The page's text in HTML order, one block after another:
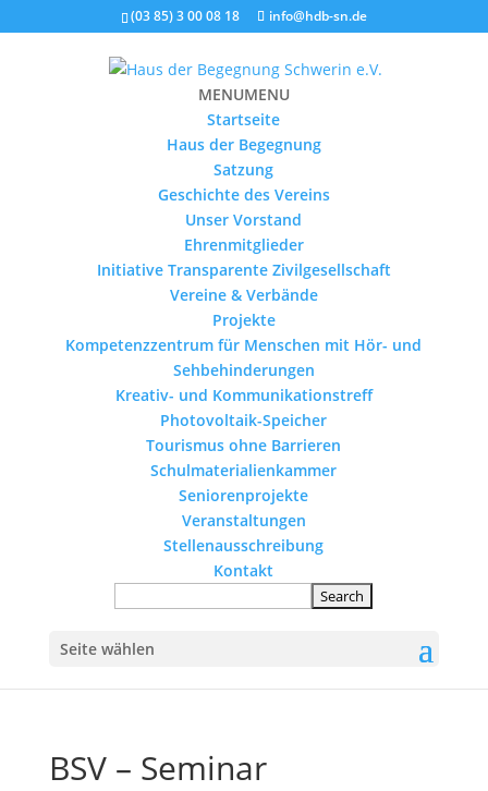
(03 85) 3 00 08 18 info@hdb-sn.de
MENUMENU
Startseite
Haus der Begegnung
Satzung
Geschichte des Vereins
Unser Vorstand
Ehrenmitglieder
Initiative Transparente Zivilgesellschaft
Vereine & Verbände
Projekte
Kompetenzzentrum für Menschen mit Hör- und
Sehbehinderungen
Kreativ- und Kommunikationstreff
Photovoltaik-Speicher
Tourismus ohne Barrieren
Schulmaterialienkammer
Seniorenprojekte
Veranstaltungen
Stellenausschreibung
Kontakt
Seite wählen
BSV – Seminar